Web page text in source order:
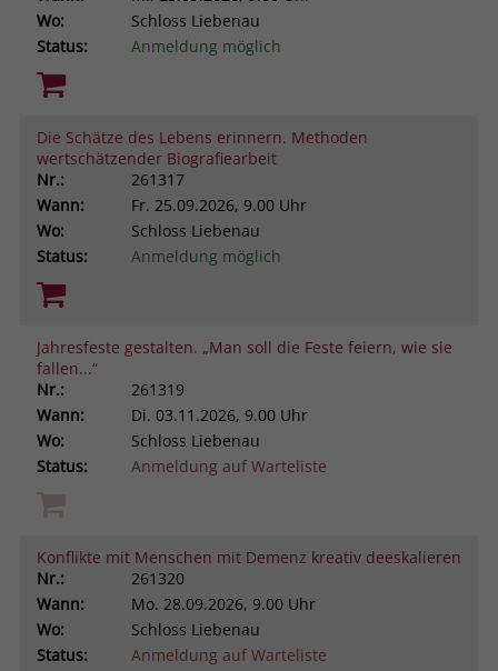
Wo:
Schloss Liebenau
Status:
Anmeldung möglich
Die Schätze des Lebens erinnern. Methoden
wertschätzender Biografiearbeit
Nr.:
261317
Wann:
Fr. 25.09.2026, 9.00 Uhr
Wo:
Schloss Liebenau
Status:
Anmeldung möglich
Jahresfeste gestalten. „Man soll die Feste feiern, wie sie
fallen...“
Nr.:
261319
Wann:
Di. 03.11.2026, 9.00 Uhr
Wo:
Schloss Liebenau
Status:
Anmeldung auf Warteliste
Konflikte mit Menschen mit Demenz kreativ deeskalieren
Nr.:
261320
Wann:
Mo. 28.09.2026, 9.00 Uhr
Wo:
Schloss Liebenau
Status:
Anmeldung auf Warteliste